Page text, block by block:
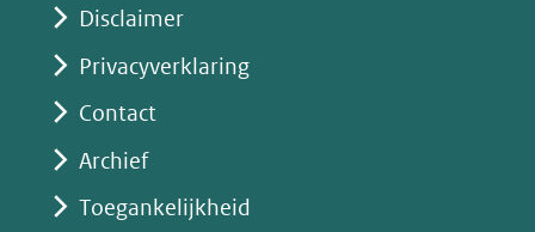
Disclaimer
Privacyverklaring
Contact
Archief
Toegankelijkheid